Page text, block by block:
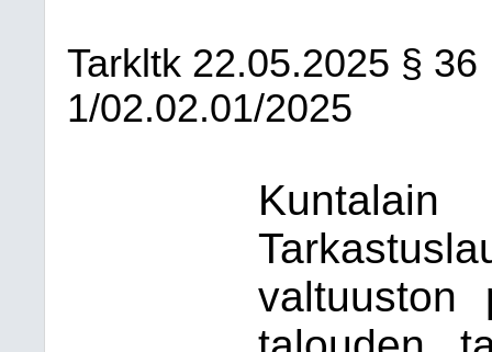
Tarkltk 22.05.2025 § 36
1/02.02.01/2025
valtuuston